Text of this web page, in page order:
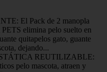
El Pack de 2 manopla
elimina pelo suelto en
quitapelos gato, guante
dejando...
REUTILIZABLE:
pelo mascota, atraen y